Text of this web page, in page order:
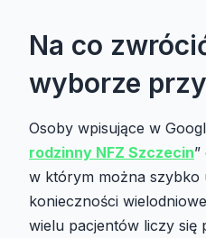
Na co
wyborze
Osoby wpisujące w
rodzinny NFZ Szczecin
w którym można szybko
konieczności
wielu pacjentów liczy się